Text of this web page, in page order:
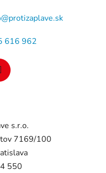
@protizaplave.sk
616 962
s.r.o.
7169/100
550